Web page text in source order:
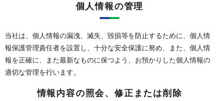
個人情報の管理
当社は、個人情報の漏洩、滅失、毀損等を防止するために、個人情
報保護管理責任者を設置し、十分な安全保護に努め、また、個人情
報を正確に、また最新なものに保つよう、お預かりした個人情報の
適切な管理を行います。
情報内容の照会、修正または削除